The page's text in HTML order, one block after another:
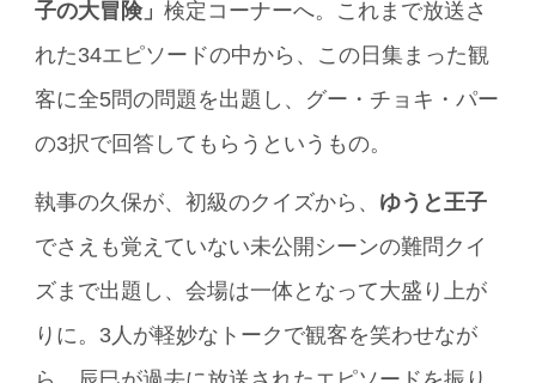
子の大冒険」検定コーナーへ。これまで放送さ
れた34エピソードの中から、この日集まった観
客に全5問の問題を出題し、グー・チョキ・パー
の3択で回答してもらうというもの。
執事の久保が、初級のクイズから、 ゆうと王子
でさえも覚えていない未公開シーンの難問クイ
ズまで出題し、会場は一体となって大盛り上が
りに。3人が軽妙なトークで観客を笑わせなが